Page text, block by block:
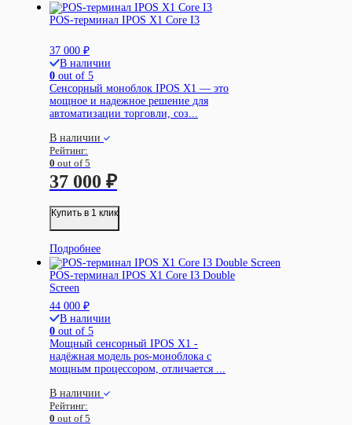
POS-терминал IPOS X1 Core I3
37 000 ₽
В наличии
0 out of 5
Сенсорный моноблок IPOS X1 — это
мощное и надежное решение для
автоматизации торговли, соз...
В наличии
Рейтинг:
0 out of 5
37 000 ₽
Купить в 1 клик
Подробнее
POS-терминал IPOS X1 Core I3 Double
Screen
44 000 ₽
В наличии
0 out of 5
Мощный сенсорный IPOS X1 -
надёжная модель pos-моноблока с
мощным процессором, отличается ...
В наличии
Рейтинг:
0 out of 5